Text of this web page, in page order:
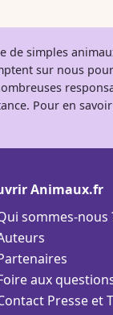
de simples
sur nous
Pour en
Animaux.fr
sommes-nous
aux
Presse et